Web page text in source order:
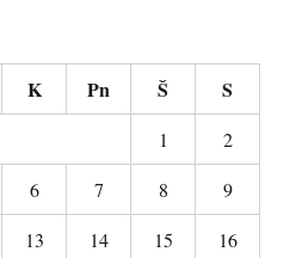
K Pn Š S
1
2
6 7 8
9
13 14 15
16